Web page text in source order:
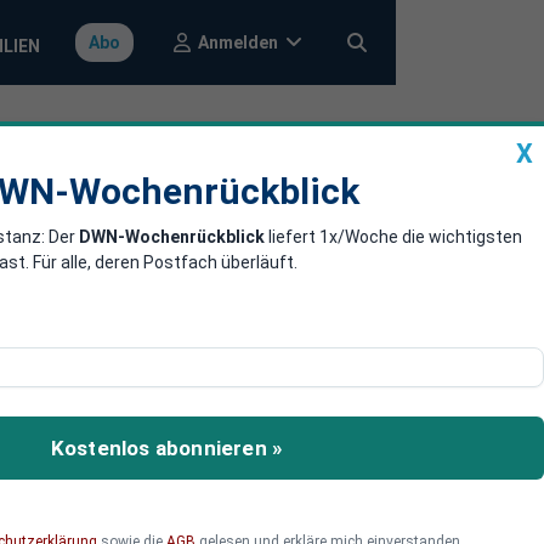
Abo Anmelden
testen
Datenmissbrauch
X
Wochenrückblick
Der DWN-Wochenrückblick liefert 1x/Woche die wichtigsten
Für alle, deren Postfach überläuft.
Kostenlos abonnieren »